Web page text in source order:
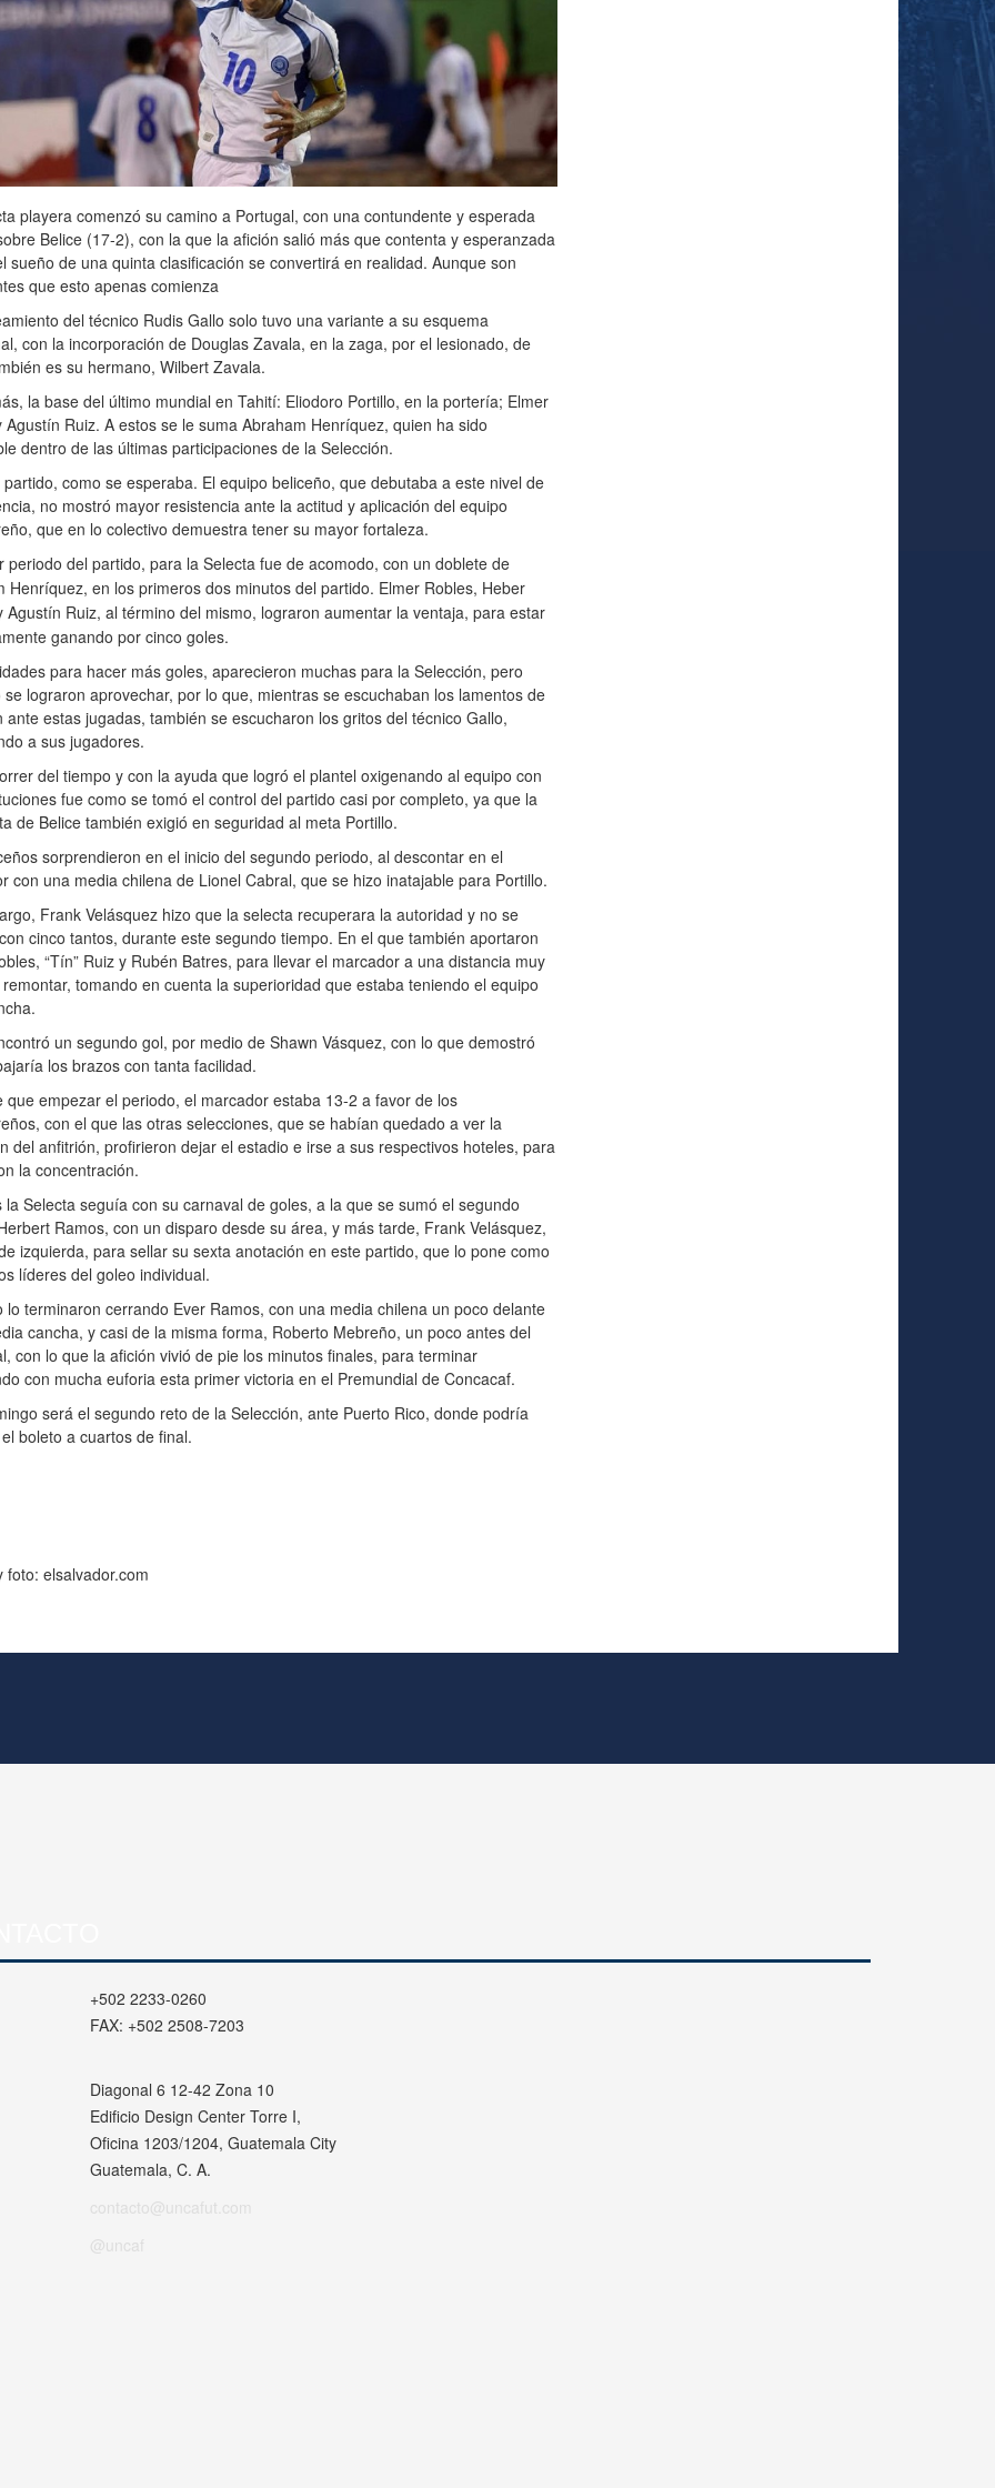
playera comenzó su camino a Portugal, con una contundente y esperada
Belice (17-2), con la que la afición salió más que contenta y esperanzada
sueño de una quinta clasificación se convertirá en realidad. Aunque son
que esto apenas comienza
del técnico Rudis Gallo solo tuvo una variante a su esquema
con la incorporación de Douglas Zavala, en la zaga, por el lesionado, de
es su hermano, Wilbert Zavala.
la base del último mundial en Tahití: Eliodoro Portillo, en la portería; Elmer
Agustín Ruiz. A estos se le suma Abraham Henríquez, quien ha sido
dentro de las últimas participaciones de la Selección.
como se esperaba. El equipo beliceño, que debutaba a este nivel de
no mostró mayor resistencia ante la actitud y aplicación del equipo
que en lo colectivo demuestra tener su mayor fortaleza.
periodo del partido, para la Selecta fue de acomodo, con un doblete de
Henríquez, en los primeros dos minutos del partido. Elmer Robles, Heber
Agustín Ruiz, al término del mismo, lograron aumentar la ventaja, para estar
ganando por cinco goles.
para hacer más goles, aparecieron muchas para la Selección, pero
se lograron aprovechar, por lo que, mientras se escuchaban los lamentos de
ante estas jugadas, también se escucharon los gritos del técnico Gallo,
a sus jugadores.
del tiempo y con la ayuda que logró el plantel oxigenando al equipo con
fue como se tomó el control del partido casi por completo, ya que la
de Belice también exigió en seguridad al meta Portillo.
sorprendieron en el inicio del segundo periodo, al descontar en el
con una media chilena de Lionel Cabral, que se hizo inatajable para Portillo.
Frank Velásquez hizo que la selecta recuperara la autoridad y no se
cinco tantos, durante este segundo tiempo. En el que también aportaron
“Tín” Ruiz y Rubén Batres, para llevar el marcador a una distancia muy
tomando en cuenta la superioridad que estaba teniendo el equipo
un segundo gol, por medio de Shawn Vásquez, con lo que demostró
los brazos con tanta facilidad.
que empezar el periodo, el marcador estaba 13-2 a favor de los
con el que las otras selecciones, que se habían quedado a ver la
del anfitrión, profirieron dejar el estadio e irse a sus respectivos hoteles, para
la concentración.
la Selecta seguía con su carnaval de goles, a la que se sumó el segundo
Ramos, con un disparo desde su área, y más tarde, Frank Velásquez,
izquierda, para sellar su sexta anotación en este partido, que lo pone como
líderes del goleo individual.
lo terminaron cerrando Ever Ramos, con una media chilena un poco delante
cancha, y casi de la misma forma, Roberto Mebreño, un poco antes del
con lo que la afición vivió de pie los minutos finales, para terminar
con mucha euforia esta primer victoria en el Premundial de Concacaf.
será el segundo reto de la Selección, ante Puerto Rico, donde podría
boleto a cuartos de final.
foto: elsalvador.com
+502 2233-0260
FAX: +502 2508-7203
Diagonal 6 12-42 Zona 10
Edificio Design Center Torre I,
Oficina 1203/1204, Guatemala City
Guatemala, C. A.
contacto@uncafut.com
@uncaf